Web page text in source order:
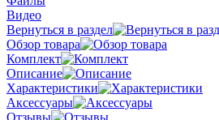
Видео
Вернуться в раздел
Обзор товара
Комплект
Описание
Характеристики
Аксессуары
Отзывы